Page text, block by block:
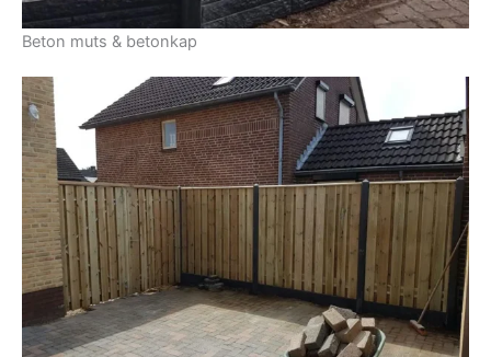
Beton muts & betonkap